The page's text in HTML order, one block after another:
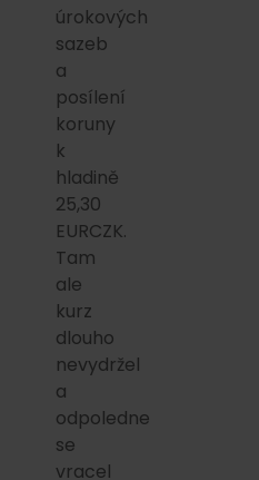
úrokových
sazeb
a
posílení
koruny
k
hladině
25,30
EURCZK.
Tam
ale
kurz
dlouho
nevydržel
a
odpoledne
se
vracel